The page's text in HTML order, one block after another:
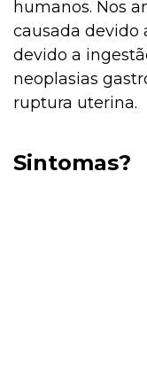
humanos. Nos
causada devido
devido a
neoplasias
ruptura uterina.
Sintomas?